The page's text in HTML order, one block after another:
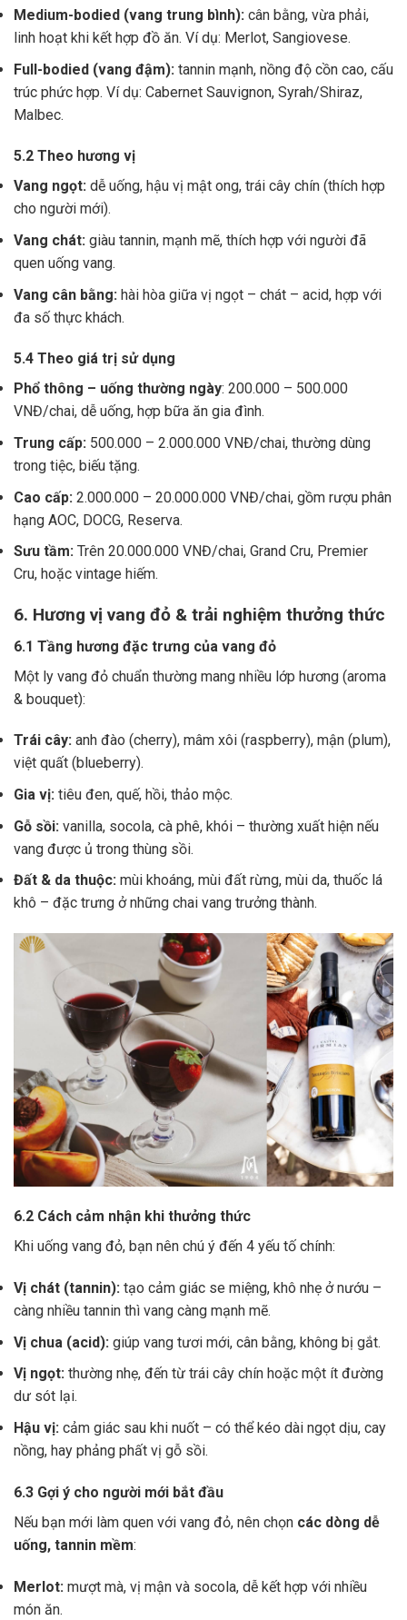
Medium-bodied (vang trung bình): cân bằng, vừa phải,
linh hoạt khi kết hợp đồ ăn. Ví dụ: Merlot, Sangiovese.
Full-bodied (vang đậm): tannin mạnh, nồng độ cồn cao, cấu
trúc phức hợp. Ví dụ: Cabernet Sauvignon, Syrah/Shiraz,
Malbec.
5.2 Theo hương vị
Vang ngọt: dễ uống, hậu vị mật ong, trái cây chín (thích hợp
cho người mới).
Vang chát: giàu tannin, mạnh mẽ, thích hợp với người đã
quen uống vang.
Vang cân bằng: hài hòa giữa vị ngọt – chát – acid, hợp với
đa số thực khách.
5.4 Theo giá trị sử dụng
Phổ thông – uống thường ngày: 200.000 – 500.000
VNĐ/chai, dễ uống, hợp bữa ăn gia đình.
Trung cấp: 500.000 – 2.000.000 VNĐ/chai, thường dùng
trong tiệc, biếu tặng.
Cao cấp: 2.000.000 – 20.000.000 VNĐ/chai, gồm rượu phân
hạng AOC, DOCG, Reserva.
Sưu tầm: Trên 20.000.000 VNĐ/chai, Grand Cru, Premier
Cru, hoặc vintage hiếm.
6. Hương vị vang đỏ & trải nghiệm thưởng thức
6.1 Tầng hương đặc trưng của vang đỏ
Một ly vang đỏ chuẩn thường mang nhiều lớp hương (aroma
& bouquet):
Trái cây: anh đào (cherry), mâm xôi (raspberry), mận (plum),
việt quất (blueberry).
Gia vị: tiêu đen, quế, hồi, thảo mộc.
Gỗ sồi: vanilla, socola, cà phê, khói – thường xuất hiện nếu
vang được ủ trong thùng sồi.
Đất & da thuộc: mùi khoáng, mùi đất rừng, mùi da, thuốc lá
khô – đặc trưng ở những chai vang trưởng thành.
6.2 Cách cảm nhận khi thưởng thức
Khi uống vang đỏ, bạn nên chú ý đến 4 yếu tố chính:
Vị chát (tannin): tạo cảm giác se miệng, khô nhẹ ở nướu –
càng nhiều tannin thì vang càng mạnh mẽ.
Vị chua (acid): giúp vang tươi mới, cân bằng, không bị gắt.
Vị ngọt: thường nhẹ, đến từ trái cây chín hoặc một ít đường
dư sót lại.
Hậu vị: cảm giác sau khi nuốt – có thể kéo dài ngọt dịu, cay
nồng, hay phảng phất vị gỗ sồi.
6.3 Gợi ý cho người mới bắt đầu
Nếu bạn mới làm quen với vang đỏ, nên chọn các dòng dễ
uống, tannin mềm:
Merlot: mượt mà, vị mận và socola, dễ kết hợp với nhiều
món ăn.